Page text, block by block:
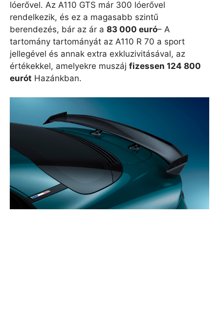
lóerővel. Az A110 GTS már 300 lóerővel
rendelkezik, és ez a magasabb szintű
berendezés, bár az ár a 83 000 euró– A
tartomány tartományát az A110 R 70 a sport
jellegével és annak extra exkluzivitásával, az
értékekkel, amelyekre muszáj fizessen 124 800
eurót Hazánkban.